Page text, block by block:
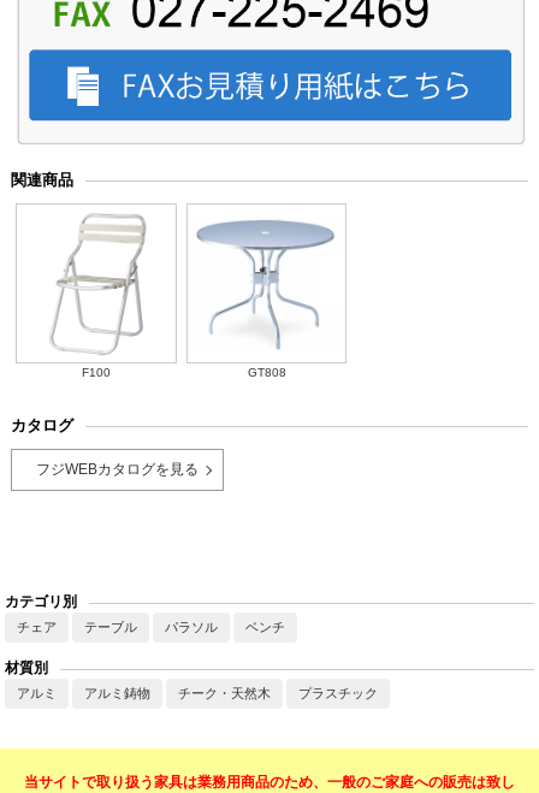
関連商品
F100 GT808
カタログ
フジWEBカタログを見る
カテゴリ別
チェア テーブル パラソル ベンチ
材質別
アルミ アルミ鋳物 チーク・天然木 プラスチック
当サイトで取り扱う家具は業務用商品のため、一般のご家庭への販売は致し